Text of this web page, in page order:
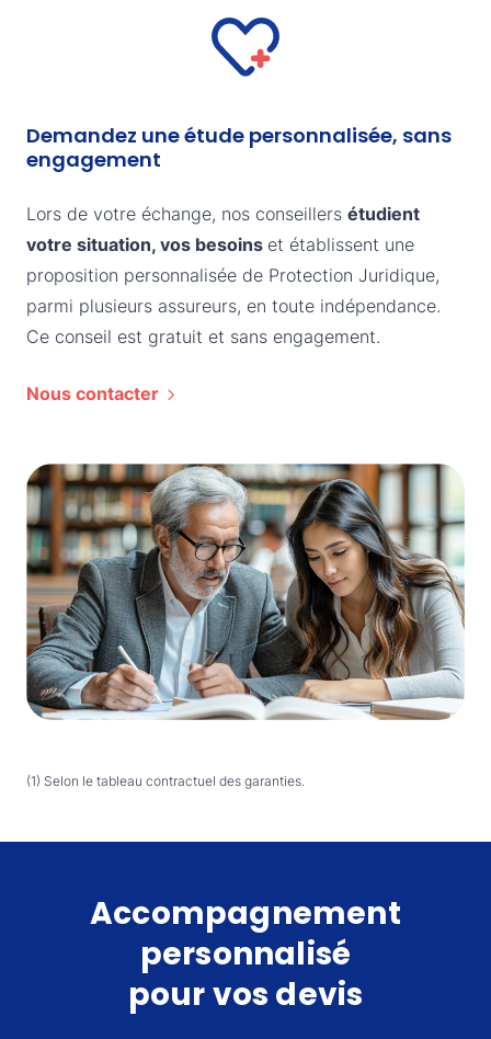
Demandez une étude personnalisée, sans
engagement
Lors de votre échange, nos conseillers étudient
votre situation, vos besoins et établissent une
proposition personnalisée de Protection Juridique,
parmi plusieurs assureurs, en toute indépendance.
Ce conseil est gratuit et sans engagement.
Nous contacter
(1) Selon le tableau contractuel des garanties.
Accompagnement
personnalisé
pour vos devis